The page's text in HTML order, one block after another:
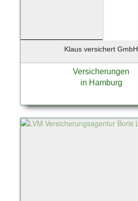
Klaus versichert GmbH
Versicherungen
in Hamburg